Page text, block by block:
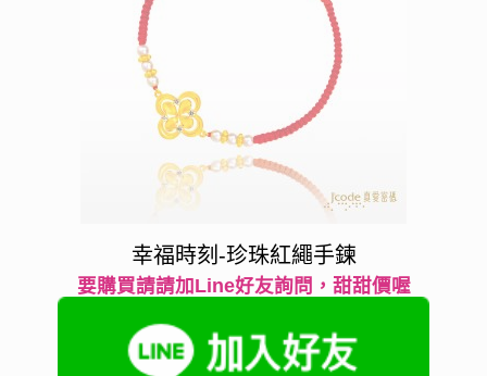
幸福時刻-珍珠紅繩手鍊
要購買請請加Line好友詢問，甜甜價喔